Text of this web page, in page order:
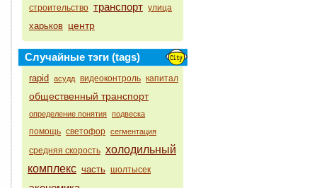
строительство транспорт улица
харьков центр
Случайные тэги (tags)
rapid асудд видеоконтроль капитал
общественный транспорт
определение понятия подвеска
помощь светофор сегментация
средняя скорость холодильный
комплекс часть шолтысек